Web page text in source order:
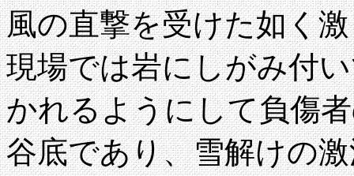
風の直撃を受けた如く
現場では岩にしがみ付
かれるようにして負傷
谷底であり、雪解けの